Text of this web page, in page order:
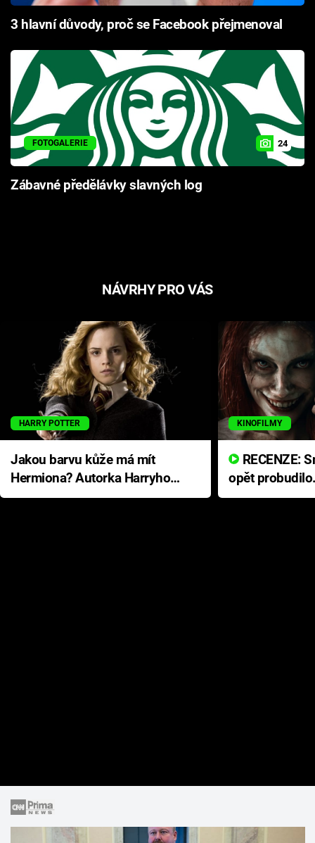
3 hlavní důvody, proč se Facebook přejmenoval
FOTOGALERIE 24
Zábavné předělávky slavných log
NÁVRHY PRO VÁS
HARRY POTTER
Jakou barvu kůže má mít
Hermiona? Autorka Harryho
Pottera přišla s ráznou
KINOFILMY
opět
přichází s